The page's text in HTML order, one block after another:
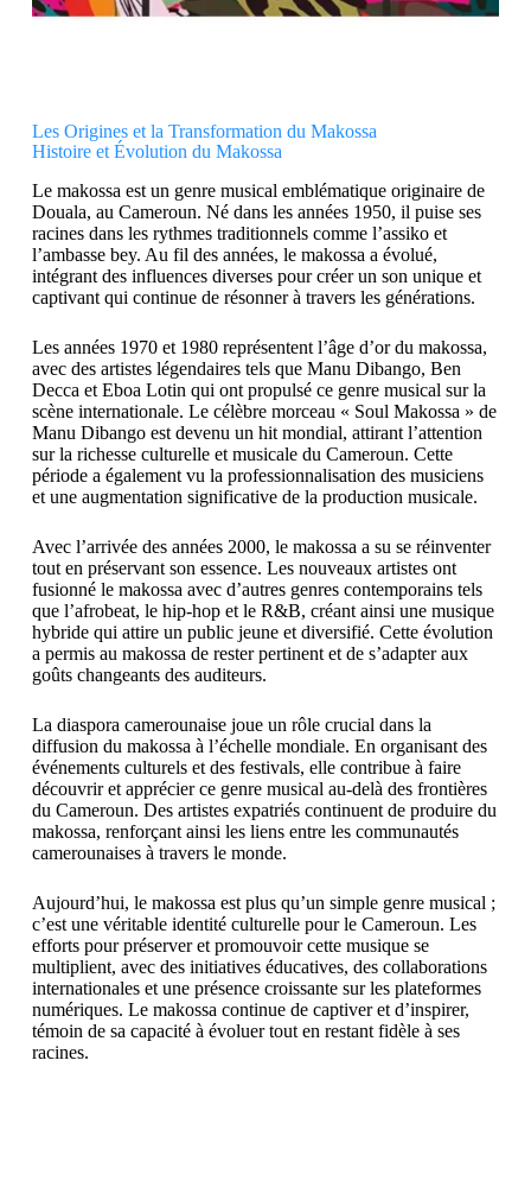
Les Origines et la Transformation du Makossa
Histoire et Évolution du Makossa
Le makossa est un genre musical emblématique originaire de
Douala, au Cameroun. Né dans les années 1950, il puise ses
racines dans les rythmes traditionnels comme l’assiko et
l’ambasse bey. Au fil des années, le makossa a évolué,
intégrant des influences diverses pour créer un son unique et
captivant qui continue de résonner à travers les générations.
Les années 1970 et 1980 représentent l’âge d’or du makossa,
avec des artistes légendaires tels que Manu Dibango, Ben
Decca et Eboa Lotin qui ont propulsé ce genre musical sur la
scène internationale. Le célèbre morceau « Soul Makossa » de
Manu Dibango est devenu un hit mondial, attirant l’attention
sur la richesse culturelle et musicale du Cameroun. Cette
période a également vu la professionnalisation des musiciens
et une augmentation significative de la production musicale.
Avec l’arrivée des années 2000, le makossa a su se réinventer
tout en préservant son essence. Les nouveaux artistes ont
fusionné le makossa avec d’autres genres contemporains tels
que l’afrobeat, le hip-hop et le R&B, créant ainsi une musique
hybride qui attire un public jeune et diversifié. Cette évolution
a permis au makossa de rester pertinent et de s’adapter aux
goûts changeants des auditeurs.
La diaspora camerounaise joue un rôle crucial dans la
diffusion du makossa à l’échelle mondiale. En organisant des
événements culturels et des festivals, elle contribue à faire
découvrir et apprécier ce genre musical au-delà des frontières
du Cameroun. Des artistes expatriés continuent de produire du
makossa, renforçant ainsi les liens entre les communautés
camerounaises à travers le monde.
Aujourd’hui, le makossa est plus qu’un simple genre musical ;
c’est une véritable identité culturelle pour le Cameroun. Les
efforts pour préserver et promouvoir cette musique se
multiplient, avec des initiatives éducatives, des collaborations
internationales et une présence croissante sur les plateformes
numériques. Le makossa continue de captiver et d’inspirer,
témoin de sa capacité à évoluer tout en restant fidèle à ses
racines.